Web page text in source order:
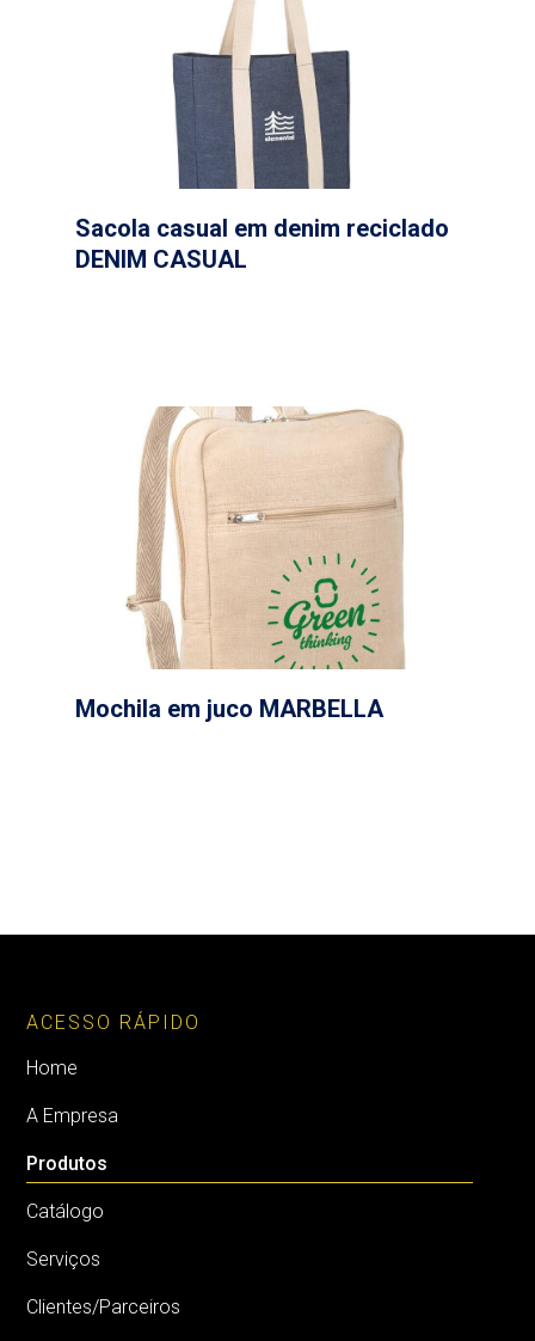
Sacola casual em denim reciclado
DENIM CASUAL
Mochila em juco MARBELLA
ACESSO RÁPIDO
Home
A Empresa
Produtos
Catálogo
Serviços
Clientes/Parceiros